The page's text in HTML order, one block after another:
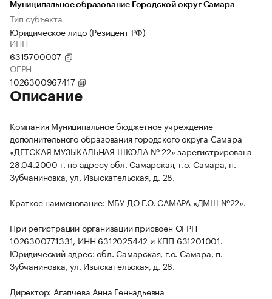
Муниципальное образование Городской округ Самара
Тип субъекта
Юридическое лицо (Резидент РФ)
ИНН
6315700007
ОГРН
1026300967417
Описание
Компания Муниципальное бюджетное учреждение
дополнительного образования городского округа Самара
«ДЕТСКАЯ МУЗЫКАЛЬНАЯ ШКОЛА № 22» зарегистрирована
28.04.2000 г. по адресу обл. Самарская, г.о. Самара, п.
Зубчаниновка, ул. Изыскательская, д. 28.
Краткое наименование: МБУ ДО Г.О. САМАРА «ДМШ №22».
При регистрации организации присвоен ОГРН
1026300771331, ИНН 6312025442 и КПП 631201001.
Юридический адрес: обл. Самарская, г.о. Самара, п.
Зубчаниновка, ул. Изыскательская, д. 28.
Директор: Агапчева Анна Геннадьевна